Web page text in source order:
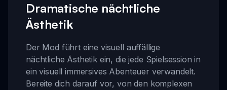
Dramatische nächtliche
Ästhetik
Der Mod führt eine visuell auffällige
nächtliche Ästhetik ein, die jede Spielsession in
ein visuell immersives Abenteuer verwandelt.
Bereite dich darauf vor, von den komplexen